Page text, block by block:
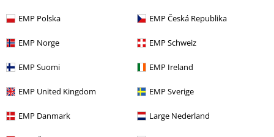
EMP Polska EMP Česká Republika
EMP Norge EMP Schweiz
EMP Suomi EMP Ireland
EMP United Kingdom EMP Sverige
EMP Danmark Large Nederland
Newsletter
Zapisz się teraz i zyskaj Voucher 15%Zobacz
więcej
Niniejszym potwierdzam, że chcę otrzymywać Newsletter EMP i zgadzam